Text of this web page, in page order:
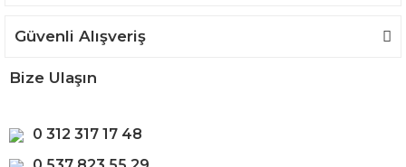
Güvenli Alışveriş
Bize Ulaşın
0 312 317 17 48